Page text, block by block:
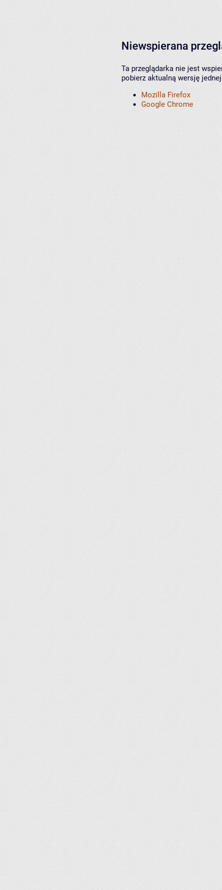
Niewspierana
Ta przeglądarka nie jest
pobierz aktualną wersję
Mozilla Firefox
Google Chrome